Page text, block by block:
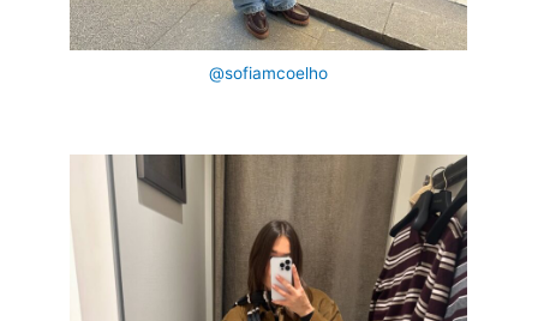
@sofiamcoelho